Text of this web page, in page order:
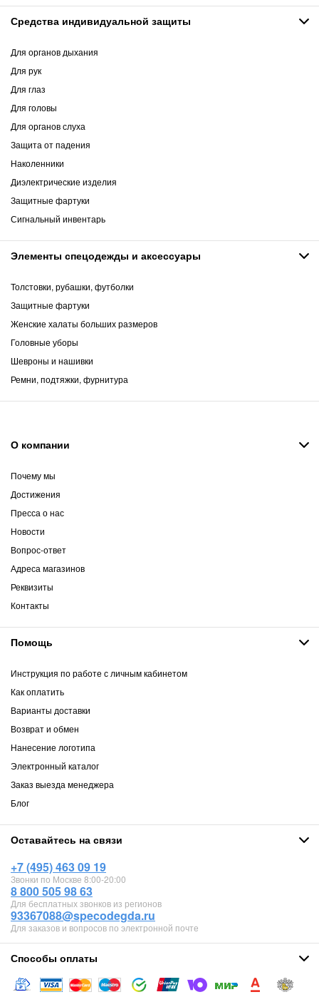
Средства индивидуальной защиты
Для органов дыхания
Для рук
Для глаз
Для головы
Для органов слуха
Защита от падения
Наколенники
Диэлектрические изделия
Защитные фартуки
Сигнальный инвентарь
Элементы спецодежды и аксессуары
Толстовки, рубашки, футболки
Защитные фартуки
Женские халаты больших размеров
Головные уборы
Шевроны и нашивки
Ремни, подтяжки, фурнитура
О компании
Почему мы
Достижения
Пресса о нас
Новости
Вопрос-ответ
Адреса магазинов
Реквизиты
Контакты
Помощь
Инструкция по работе с личным кабинетом
Как оплатить
Варианты доставки
Возврат и обмен
Нанесение логотипа
Электронный каталог
Заказ выезда менеджера
Блог
Оставайтесь на связи
+7 (495) 463 09 19
Звонки по Москве 8:00-20:00
8 800 505 98 63
Для бесплатных звонков из регионов
93367088@specodegda.ru
Для заказов и вопросов по электронной почте
Способы оплаты